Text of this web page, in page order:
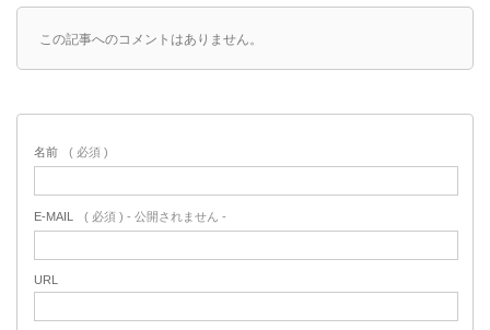
この記事へのコメントはありません。
名前 ( 必須 )
E-MAIL ( 必須 ) - 公開されません -
URL